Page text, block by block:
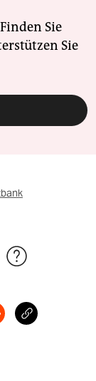
Sie
Sie